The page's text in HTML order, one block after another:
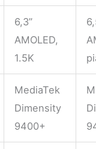
6,3”
AMOLED,
1.5K
MediaTek
Dimensity
9400+